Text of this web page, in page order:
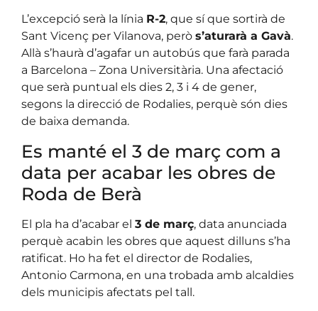
L’excepció serà la línia R-2, que sí que sortirà de
Sant Vicenç per Vilanova, però s’aturarà a Gavà.
Allà s’haurà d’agafar un autobús que farà parada
a Barcelona – Zona Universitària. Una afectació
que serà puntual els dies 2, 3 i 4 de gener,
segons la direcció de Rodalies, perquè són dies
de baixa demanda.
Es manté el 3 de març com a
data per acabar les obres de
Roda de Berà
El pla ha d’acabar el 3 de març, data anunciada
perquè acabin les obres que aquest dilluns s’ha
ratificat. Ho ha fet el director de Rodalies,
Antonio Carmona, en una trobada amb alcaldies
dels municipis afectats pel tall.